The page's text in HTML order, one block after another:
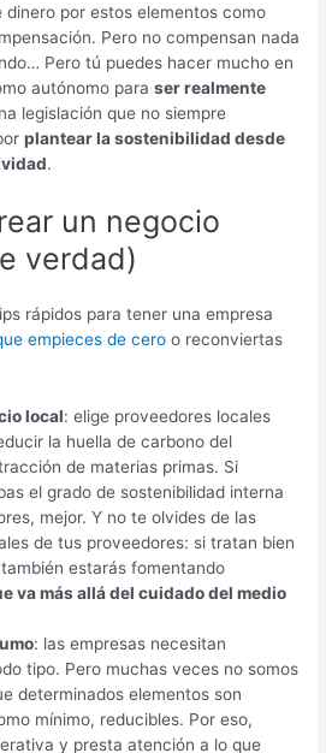
dinero por estos elementos como
Pero no compensan nada
Pero tú puedes hacer mucho en
autónomo paraser realmente
legislación que no siempre
plantear la sostenibilidad desde
.
un negocio
verdad)
rápidos para tener una empresa
empieces de cero o reconviertas
local: elige proveedores locales
la huella de carbono del
de materias primas. Si
el grado de sostenibilidad interna
mejor. Y no te olvides de las
de tus proveedores: si tratan bien
estarás fomentando
va más allá del cuidado del medio
: las empresas necesitan
tipo. Pero muchas veces no somos
determinados elementos son
mínimo, reducibles. Por eso,
y presta atención a lo que